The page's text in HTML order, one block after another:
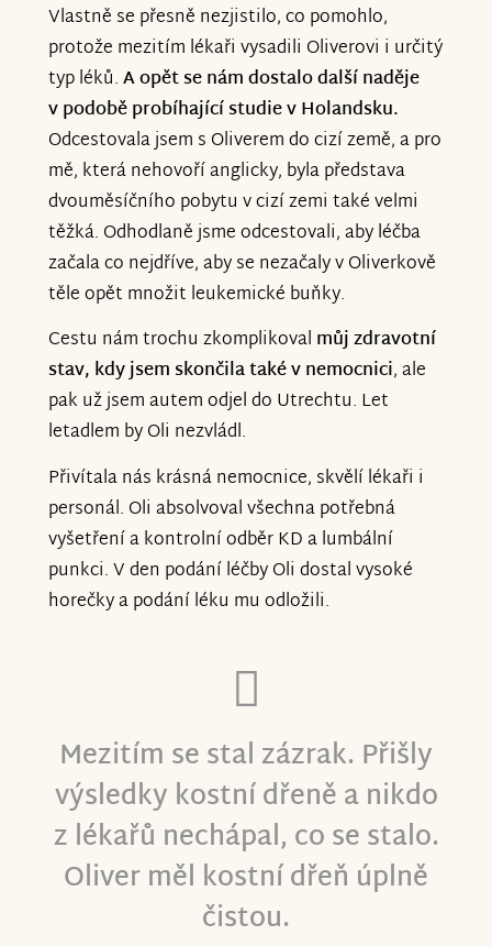
Vlastně se přesně nezjistilo, co pomohlo,
protože mezitím lékaři vysadili Oliverovi i určitý
typ léků.A opět se nám dostalo další naděje
v podobě probíhající studie v Holandsku.
Odcestovala jsem s Oliverem do cizí země, a pro
mě, která nehovoří anglicky, byla představa
dvouměsíčního pobytu v cizí zemi také velmi
těžká. Odhodlaně jsme odcestovali, aby léčba
začala co nejdříve, aby se nezačaly v Oliverkově
těle opět množit leukemické buňky.
Cestu nám trochu zkomplikoval můj zdravotní
stav, kdy jsem skončila také v nemocnici, ale
pak už jsem autem odjel do Utrechtu. Let
letadlem by Oli nezvládl.
Přivítala nás krásná nemocnice, skvělí lékaři i
personál. Oli absolvoval všechna potřebná
vyšetření a kontrolní odběr KD a lumbální
punkci. V den podání léčby Oli dostal vysoké
horečky a podání léku mu odložili.
Mezitím se stal zázrak. Přišly
výsledky kostní dřeně a nikdo
z lékařů nechápal, co se stalo.
Oliver měl kostní dřeň úplně
čistou.